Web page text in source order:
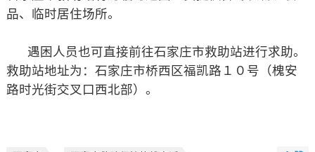
品、临时居住场所。
遇困人员也可直接前往石家庄市救助站进行求助。
救助站地址为：石家庄市桥西区福凯路１０号（槐安
路时光街交叉口西北部）。